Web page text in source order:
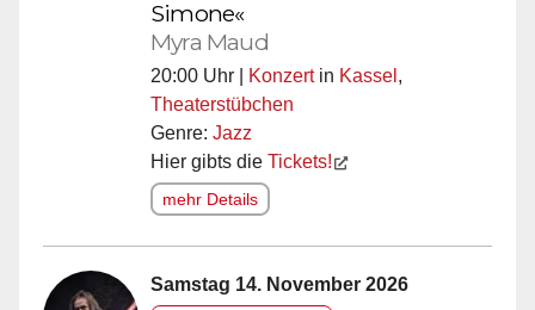
Simone«
Myra Maud
20:00 Uhr | Konzertin Kassel ,
Theaterstübchen
Genre: Jazz
Hier gibts die Tickets!
mehr Details
Samstag 14. November 2026